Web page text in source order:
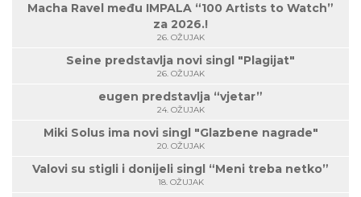
Macha Ravel među IMPALA “100 Artists to Watch”
za 2026.!
26. OŽUJAK
Seine predstavlja novi singl "Plagijat"
26. OŽUJAK
eugen predstavlja “vjetar”
24. OŽUJAK
Miki Solus ima novi singl "Glazbene nagrade"
20. OŽUJAK
Valovi su stigli i donijeli singl “Meni treba netko”
18. OŽUJAK